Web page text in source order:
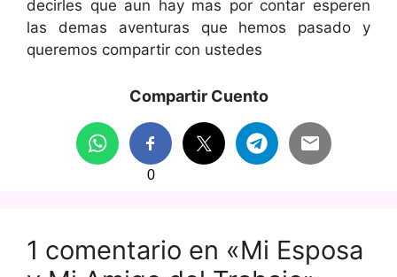
decirles que aun hay mas por contar esperen
las demas aventuras que hemos pasado y
queremos compartir con ustedes
Compartir Cuento
0
1 comentario en «Mi Esposa